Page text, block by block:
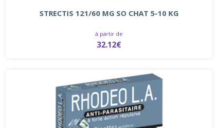
STRECTIS 121/60 MG SO CHAT 5-10 KG
à partir de
32.12€